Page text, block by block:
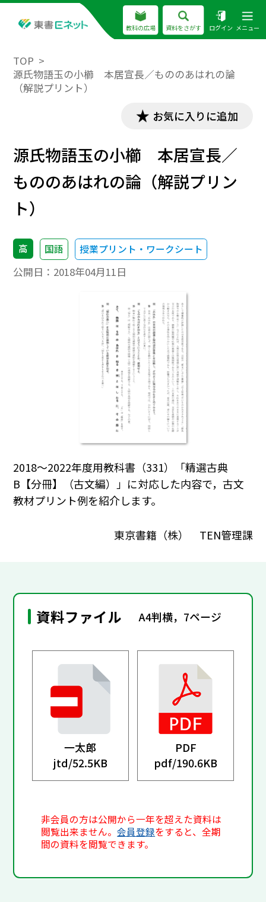
教科の広場 資料をさがす ログイン メニュー
TOP
源氏物語玉の小櫛 本居宣長／もののあはれの論
（解説プリント）
お気に入りに追加
源氏物語玉の小櫛 本居宣長／
もののあはれの論（解説プリン
ト）
高 国語 授業プリント・ワークシート
公開日： 2018年04月11日
2018～2022年度用教科書（331）「精選古典
B【分冊】（古文編）」に対応した内容で，古文
教材プリント例を紹介します。
東京書籍（株） TEN管理課
資料ファイル A4判横，7ページ
一太郎
jtd/52.5KB
PDF
pdf/190.6KB
非会員の方は公開から一年を超えた資料は
閲覧出来ません。会員登録をすると、全期
間の資料を閲覧できます。